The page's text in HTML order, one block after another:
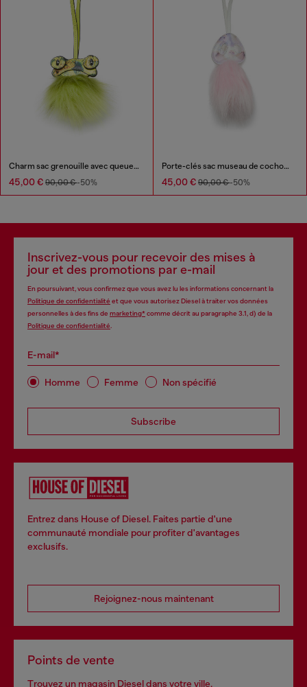
Charm sac grenouille avec queue duveteuse
45,00 € 90,00 €-50%
Porte-clés sac museau de cochon avec détail duveteux
45,00 € 90,00 €-50%
Inscrivez-vous pour recevoir des mises à
jour et des promotions par e-mail
En poursuivant, vous confirmez que vous avez lu les informations concernant la
Politique de confidentialité et que vous autorisez Diesel à traiter vos données
personnelles à des fins de marketing*comme décrit au paragraphe 3.1, d) de la
Politique de confidentialité.
E-mail*
Homme Femme Non spécifié
Subscribe
Entrez dans House of Diesel. Faites partie d'une
communauté mondiale pour profiter d'avantages
exclusifs.
Rejoignez-nous maintenant
Points de vente
Trouvez un magasin Diesel dans votre ville.